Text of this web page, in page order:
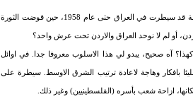
انهم يحلمون الان في واشنطن بتنصيب ميكادو عراقي من ابناء السلالة الهاشمية. فهذه السلالة قد سيطرت في العراق حتى عام 1958، حين قوضت الثورة
أو لم لا نوحد العراق والاردن تحت عرش واحد؟
آه صحيح، يبدو لي هذا الاسلوب معروفا جدا. في اوائل
بافكار وهاجة لاعادة ترتيب الشرق الاوسط. سيطرة على
ازاحة شعب بأسره (الفلسطينيين) وغير ذلك.